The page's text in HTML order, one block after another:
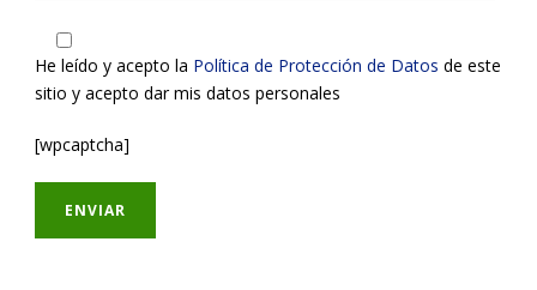
He leído y acepto la Política de Protección de Datos de este
sitio y acepto dar mis datos personales
[wpcaptcha]